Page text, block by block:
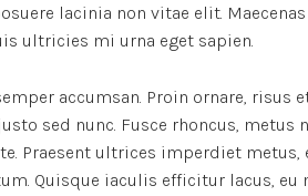
lacinia non vitae elit.
ultricies mi urna eget sapien.
accumsan. Proin ornare,
sed nunc. Fusce rhoncus, metus
Praesent ultrices imperdiet
Quisque iaculis efficitur lacus,